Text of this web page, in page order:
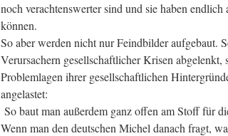
noch verachtenswerter sind und sie haben
können.
So aber werden nicht nur Feindbilder aufgebaut.
Verursachern gesellschaftlicher Krisen
Problemlagen ihrer gesellschaftlichen
angelastet:
So baut man außerdem ganz offen am Stoff für
Wenn man den deutschen Michel danach fragt,